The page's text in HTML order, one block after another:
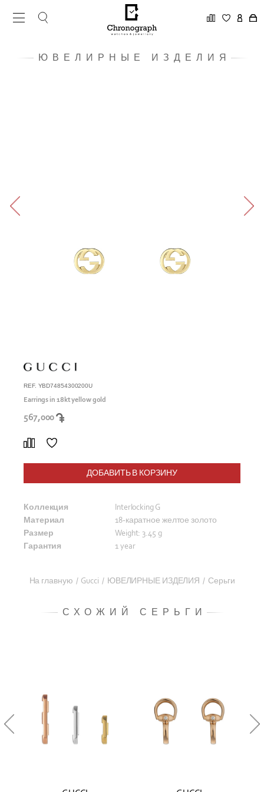
ЮВЕЛИРНЫЕ ИЗДЕЛИЯ
REF. YBD74854300200U
Earrings in 18kt yellow gold
567,000
ДОБАВИТЬ В КОРЗИНУ
Коллекция
Interlocking G
Материал
18-каратное желтое золото
Размер
Weight: 3.45 g
Гарантия
1 year
На главную / Gucci / ЮВЕЛИРНЫЕ ИЗДЕЛИЯ / Серьги
СХОЖИЙ СЕРЬГИ